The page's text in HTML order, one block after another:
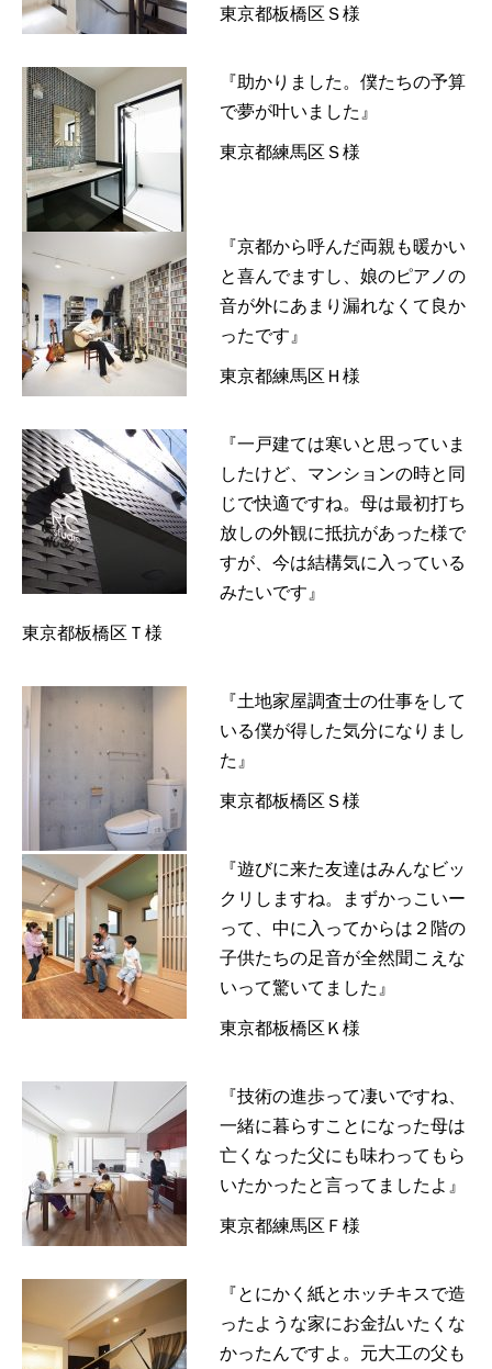
東京都板橋区Ｓ様
『助かりました。僕たちの予算
で夢が叶いました』
東京都練馬区Ｓ様
『京都から呼んだ両親も暖かい
と喜んでますし、娘のピアノの
音が外にあまり漏れなくて良か
ったです』
東京都練馬区Ｈ様
『一戸建ては寒いと思っていま
したけど、マンションの時と同
じで快適ですね。母は最初打ち
放しの外観に抵抗があった様で
すが、今は結構気に入っている
みたいです』
東京都板橋区Ｔ様
『土地家屋調査士の仕事をして
いる僕が得した気分になりまし
た』
東京都板橋区Ｓ様
『遊びに来た友達はみんなビッ
クリしますね。まずかっこいー
って、中に入ってからは２階の
子供たちの足音が全然聞こえな
いって驚いてました』
東京都板橋区Ｋ様
『技術の進歩って凄いですね、
一緒に暮らすことになった母は
亡くなった父にも味わってもら
いたかったと言ってましたよ』
東京都練馬区Ｆ様
『とにかく紙とホッチキスで造
ったような家にお金払いたくな
かったんですよ。元大工の父も